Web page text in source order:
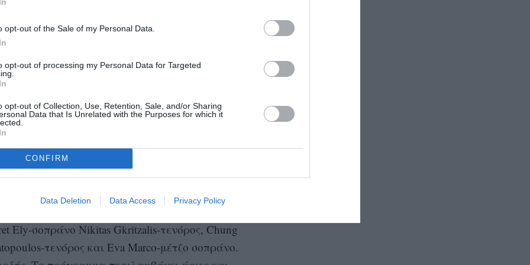
opt-out of the Sale of my Personal Data.
opt-out of processing my Personal Data for Targeted
opt-out of Collection, Use, Retention, Sale, and/or Sharing
Data that Is Unrelated with the Purposes for which it
CONFIRM
Data Deletion Data Access Privacy Policy
μια συμπαραγωγή του Teatro Grattacielo με
του Ηρακλείου της Κρήτης.
τραγουδιστές της Camerata Bardi Vocal
είναι εμπνευσμένη από την ελληνική
Ιδομενέα της Κρήτης, σε σκηνοθεσία
και γενικού διευθυντή του πολιτιστικού
Bardi), το φεστιβάλ γιορτάζει την
Επανάσταση.
Concert, Αφιέρωμα στη Μαρία Κάλλας.
44 χρόνων από τον θάνατο της Μαρίας
τη συναυλία στη μνήμη της, με τη
Cαmerata Bardi Vocal Academy της Νέας
Ely-σοπράνο Nikitas Gkritzalis-τενόρος, Chung
τενόρος και Eva Marco-μέτζο σοπράνο.